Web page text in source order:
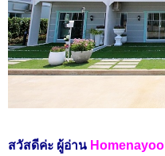
สวัสดีค่ะ ผู้อ่าน Homenayoo